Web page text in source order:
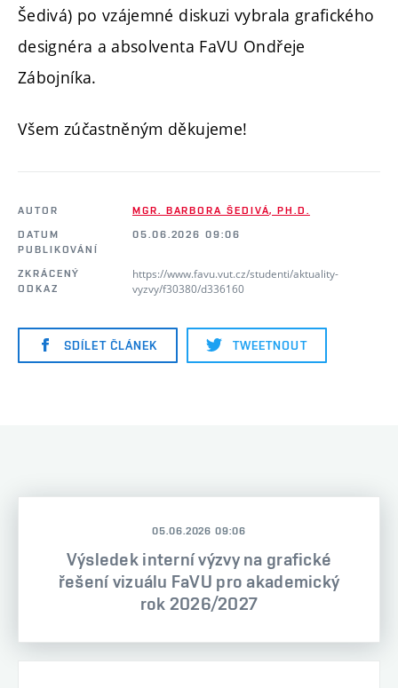
Šedivá) po vzájemné diskuzi vybrala grafického
designéra a absolventa FaVU Ondřeje
Zábojníka.
Všem zúčastněným děkujeme!
AUTOR
MGR. BARBORA ŠEDIVÁ, PH.D.
DATUM
PUBLIKOVÁNÍ
05.06.2026 09:06
ZKRÁCENÝ
ODKAZ
https://www.favu.vut.cz/studenti/aktuality-
vyzvy/f30380/d336160
SDÍLET ČLÁNEK TWEETNOUT
05.06.2026 09:06
Výsledek interní výzvy na grafické
řešení vizuálu FaVU pro akademický
rok 2026/2027